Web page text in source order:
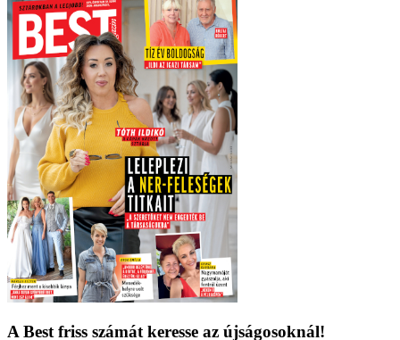
A Best friss számát keresse az újságosoknál!